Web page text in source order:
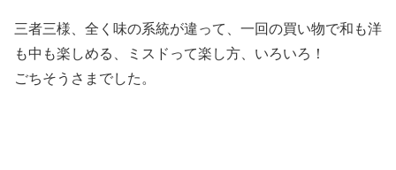
三者三様、全く味の系統が違って、一回の買い物で和も洋
も中も楽しめる、ミスドって楽し方、いろいろ！
ごちそうさまでした。